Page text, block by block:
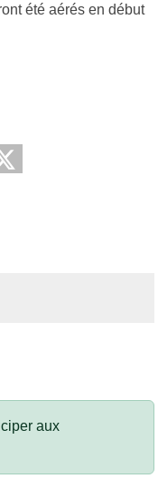
été aérés en début
aux